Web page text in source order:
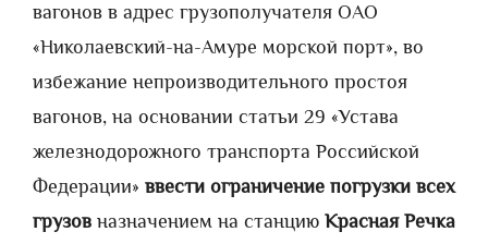
вагонов в адрес грузополучателя ОАО
«Николаевский-на-Амуре морской порт», во
избежание непроизводительного простоя
вагонов, на основании статьи 29 «Устава
железнодорожного транспорта Российской
Федерации» ввести ограничение погрузки всех
грузов назначением на станцию Красная Речка